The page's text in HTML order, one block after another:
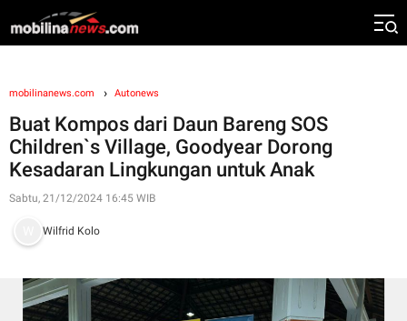
mobilinanews.com Autonews
Buat Kompos dari Daun Bareng SOS
Children`s Village, Goodyear Dorong
Kesadaran Lingkungan untuk Anak
Sabtu, 21/12/2024 16:45 WIB
Wilfrid Kolo